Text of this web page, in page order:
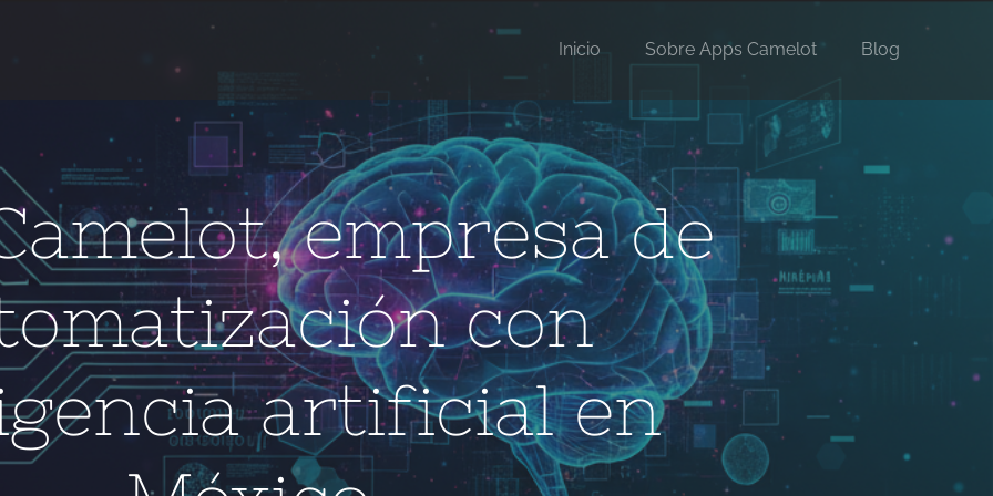
Inicio Sobre Apps Camelot Blog
empresa de
con
artificial en